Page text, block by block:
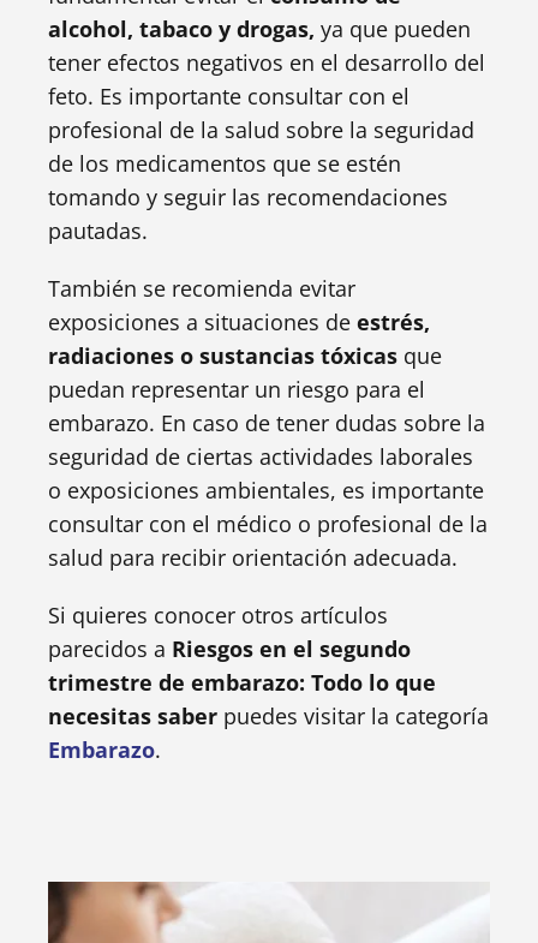
alcohol, tabaco y drogas, ya que pueden
tener efectos negativos en el desarrollo del
feto. Es importante consultar con el
profesional de la salud sobre la seguridad
de los medicamentos que se estén
tomando y seguir las recomendaciones
pautadas.
También se recomienda evitar
exposiciones a situaciones de estrés,
radiaciones o sustancias tóxicas que
puedan representar un riesgo para el
embarazo. En caso de tener dudas sobre la
seguridad de ciertas actividades laborales
o exposiciones ambientales, es importante
consultar con el médico o profesional de la
salud para recibir orientación adecuada.
Si quieres conocer otros artículos
parecidos a Riesgos en el segundo
trimestre de embarazo: Todo lo que
necesitas saber puedes visitar la categoría
Embarazo.